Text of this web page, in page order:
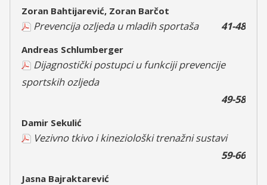
Zoran Bahtijarević, Zoran Barčot
Prevencija ozljeda u mladih sportaša 41-48
Andreas Schlumberger
Dijagnostički postupci u funkciji prevencije
sportskih ozljeda
49-58
Damir Sekulić
Vezivno tkivo i kineziološki trenažni sustavi
59-66
Jasna Bajraktarević